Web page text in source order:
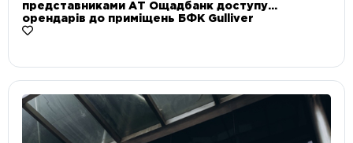
представниками АТ Ощадбанк доступу
орендарів до приміщень БФК Gulliver